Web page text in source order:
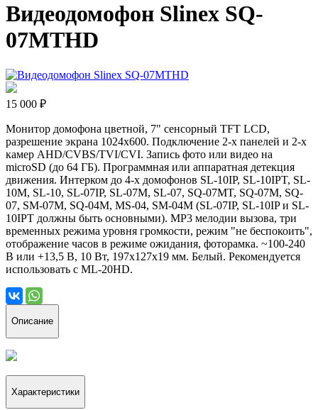
Видеодомофон Slinex SQ-
07MTHD
15 000 ₽
Монитор домофона цветной, 7" сенсорный TFT LCD,
разрешение экрана 1024х600. Подключение 2-х панелей и 2-х
камер AHD/CVBS/TVI/CVI. Запись фото или видео на
microSD (до 64 ГБ). Программная или аппаратная детекция
движения. Интерком до 4-х домофонов SL-10IP, SL-10IPT, SL-
10M, SL-10, SL-07IP, SL-07M, SL-07, SQ-07MT, SQ-07M, SQ-
07, SM-07M, SQ-04M, MS-04, SM-04M (SL-07IP, SL-10IP и SL-
10IPT должны быть основными). MP3 мелодии вызова, три
временных режима уровня громкости, режим "не беспокоить",
отображение часов в режиме ожидания, фоторамка. ~100-240
В или +13,5 В, 10 Вт, 197х127х19 мм. Белый. Рекомендуется
использовать с ML-20HD.
Описание
Характеристики